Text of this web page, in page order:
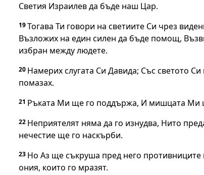
Светия Израилев да бъде наш Цар.
19Тогава Ти говори на светиите Си чрез
Възложих на един силен да бъде помощ,
избран между людете.
20 Намерих слугата Си Давида; Със светото
помазах.
21 Ръката Ми ще го поддържа, И мишцата Ми
22 Неприятелят няма да го изнудва, Нито
нечестие ще го наскърби.
23 Но Аз ще съкруша пред него
ония, които го мразят.